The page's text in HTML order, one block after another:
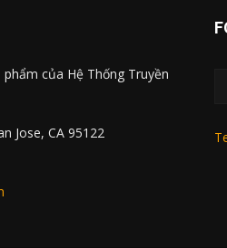
phẩm của Hệ Thống Truyền
Jose, CA 95122